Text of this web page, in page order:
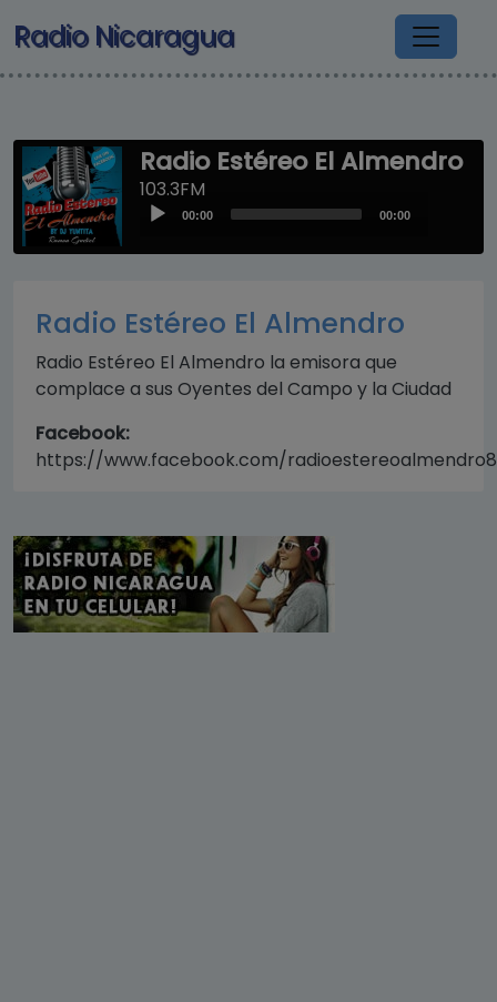
Pasar al contenido principal
Radio Nicaragua
Radio Estéreo El Almendro
103.3FM
Audio00:00 00:00
Radio Estéreo El Almendro
Radio Estéreo El Almendro la emisora que
complace a sus Oyentes del Campo y la Ciudad
Facebook:
https://www.facebook.com/